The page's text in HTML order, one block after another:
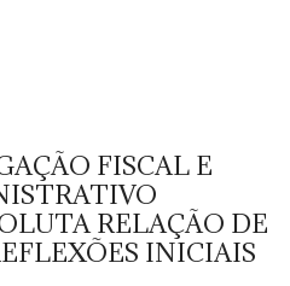
FISCAL E
RELAÇÃO DE
INICIAIS